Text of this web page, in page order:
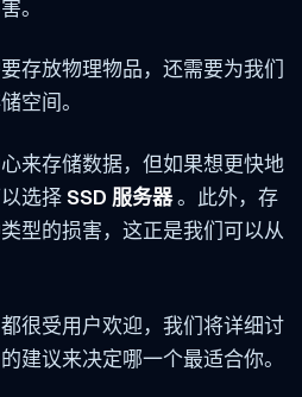
。
存放物理物品，还需要为我们
空间。
来存储数据，但如果想更快地
选择SSD 服务器。此外，存
型的损害，这正是我们可以从
很受用户欢迎，我们将详细讨
建议来决定哪一个最适合你。